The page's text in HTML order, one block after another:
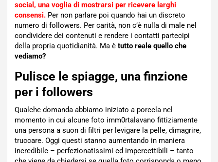
social, una voglia di mostrarsi per ricevere larghi
consensi. Per non parlare poi quando hai un discreto
numero di followers. Per carità, non c’è nulla di male nel
condividere dei contenuti e rendere i contatti partecipi
della propria quotidianità. Ma è tutto reale quello che
vediamo?
Pulisce le spiagge, una finzione
per i followers
Qualche domanda abbiamo iniziato a porcela nel
momento in cui alcune foto imm0rtalavano fittiziamente
una persona a suon di filtri per levigare la pelle, dimagrire,
truccare. Oggi questi stanno aumentando in maniera
incredibile – perfezionatissimi ed impercettibili – tanto